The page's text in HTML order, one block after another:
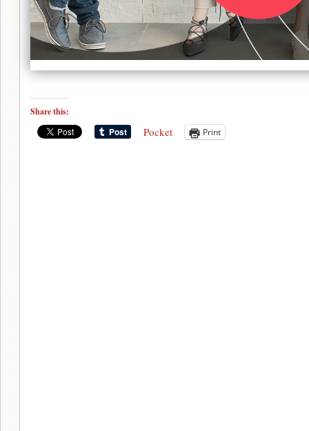
Share this:
Pocket Print